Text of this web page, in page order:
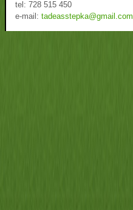
tel: 728 515 450
e-mail: tadeasstepka@gmail.com